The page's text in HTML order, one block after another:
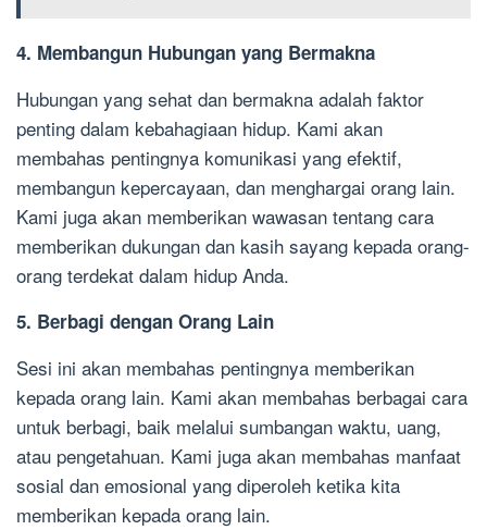
4. Membangun Hubungan yang Bermakna
Hubungan yang sehat dan bermakna adalah faktor
penting dalam kebahagiaan hidup. Kami akan
membahas pentingnya komunikasi yang efektif,
membangun kepercayaan, dan menghargai orang lain.
Kami juga akan memberikan wawasan tentang cara
memberikan dukungan dan kasih sayang kepada orang-
orang terdekat dalam hidup Anda.
5. Berbagi dengan Orang Lain
Sesi ini akan membahas pentingnya memberikan
kepada orang lain. Kami akan membahas berbagai cara
untuk berbagi, baik melalui sumbangan waktu, uang,
atau pengetahuan. Kami juga akan membahas manfaat
sosial dan emosional yang diperoleh ketika kita
memberikan kepada orang lain.